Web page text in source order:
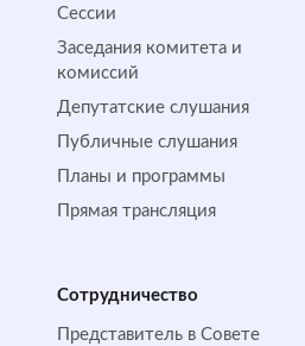
Сессии
Заседания комитета и
комиссий
Депутатские слушания
Публичные слушания
Планы и программы
Прямая трансляция
Сотрудничество
Представитель в Совете